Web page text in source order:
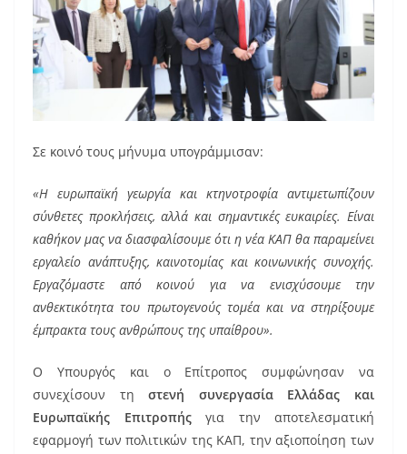
Σε κοινό τους μήνυμα υπογράμμισαν:
«Η ευρωπαϊκή γεωργία και κτηνοτροφία αντιμετωπίζουν
σύνθετες προκλήσεις, αλλά και σημαντικές ευκαιρίες. Είναι
καθήκον μας να διασφαλίσουμε ότι η νέα ΚΑΠ θα παραμείνει
εργαλείο ανάπτυξης, καινοτομίας και κοινωνικής συνοχής.
Εργαζόμαστε από κοινού για να ενισχύσουμε την
ανθεκτικότητα του πρωτογενούς τομέα και να στηρίξουμε
έμπρακτα τους ανθρώπους της υπαίθρου».
Ο Υπουργός και ο Επίτροπος συμφώνησαν να
συνεχίσουν τηστενή συνεργασία Ελλάδας και
Ευρωπαϊκής Επιτροπήςγια την αποτελεσματική
εφαρμογή των πολιτικών της ΚΑΠ, την αξιοποίηση των